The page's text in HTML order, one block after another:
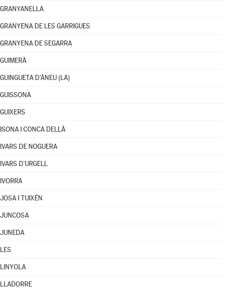
GRANYANELLA
GRANYENA DE LES GARRIGUES
GRANYENA DE SEGARRA
GUIMERÀ
GUINGUETA D'ÀNEU (LA)
GUISSONA
GUIXERS
ISONA I CONCA DELLÀ
IVARS DE NOGUERA
IVARS D'URGELL
IVORRA
JOSA I TUIXÉN
JUNCOSA
JUNEDA
LES
LINYOLA
LLADORRE